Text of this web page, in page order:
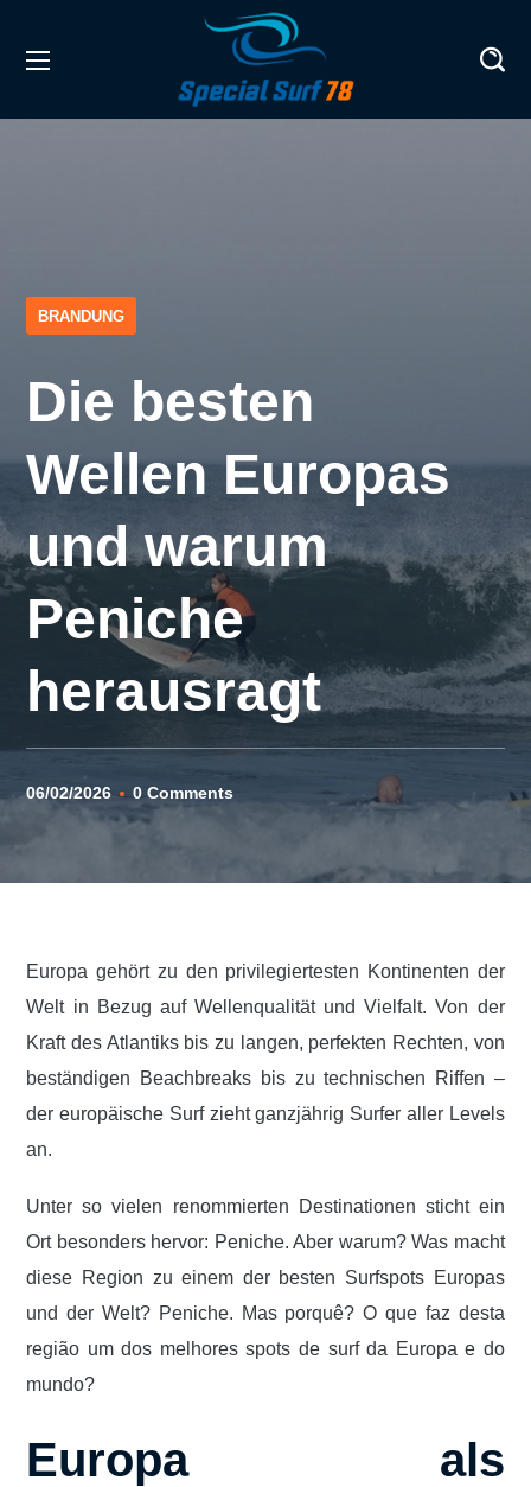
BRANDUNG
Die besten
Wellen Europas
und warum
Peniche
herausragt
06/02/2026 0 Comments
Europa gehört zu den privilegiertesten Kontinenten der
Welt in Bezug auf Wellenqualität und Vielfalt. Von der
Kraft des Atlantiks bis zu langen, perfekten Rechten, von
beständigen Beachbreaks bis zu technischen Riffen –
der europäische Surf zieht ganzjährig Surfer aller Levels
an.
Unter so vielen renommierten Destinationen sticht ein
Ort besonders hervor: Peniche. Aber warum? Was macht
diese Region zu einem der besten Surfspots Europas
und der Welt? Peniche. Mas porquê? O que faz desta
região um dos melhores spots de surf da Europa e do
mundo?
Europa als